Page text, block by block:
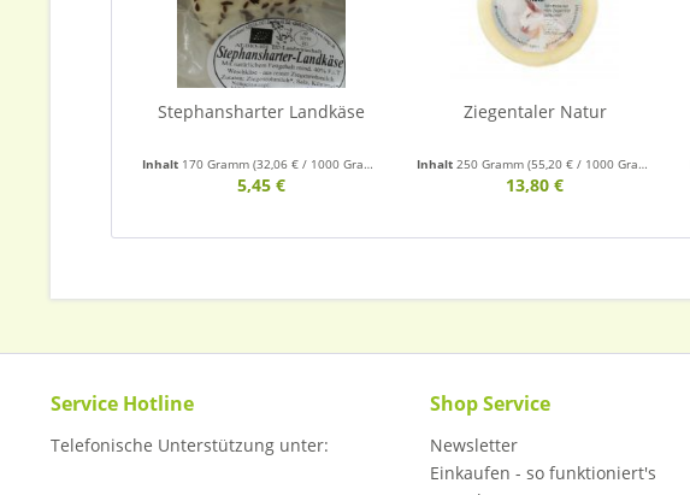
Stephansharter Landkäse
Inhalt 170 Gramm (32,06 € / 1000 Gramm)
5,45 €
Ziegentaler Natur
Inhalt 250 Gramm (55,20 € / 1000 Gramm)
13,80 €
Service Hotline
Telefonische Unterstützung unter:
Shop Service
Newsletter
Einkaufen - so funktioniert's